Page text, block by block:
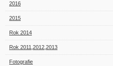
2016
2015
Rok 2014
Rok 2011,2012,2013
Fotografie